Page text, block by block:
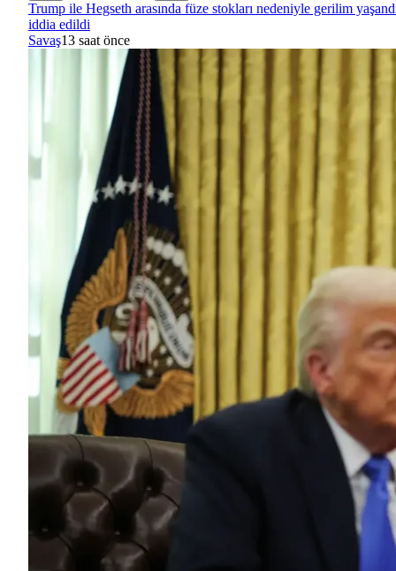
Trump ile Hegseth arasında füze stokları nedeniyle gerilim
iddia edildi
Savaş13 saat önce